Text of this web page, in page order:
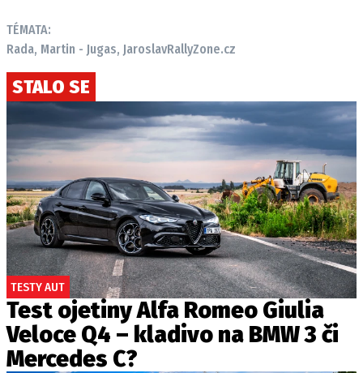
TÉMATA:
Rada, Martin - Jugas, JaroslavRallyZone.cz
STALO SE
TESTY AUT
Test ojetiny Alfa Romeo Giulia
Veloce Q4 – kladivo na BMW 3 či
Mercedes C?